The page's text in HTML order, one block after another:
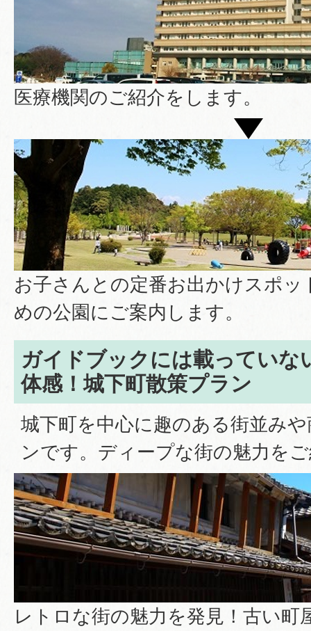
医療機関のご紹介をします。
お子さんとの定番お出かけスポッ
めの公園にご案内します。
ガイドブックには載っていな
体感！城下町散策プラン
城下町を中心に趣のある街並み
ンです。ディープな街の魅力を
レトロな街の魅力を発見！古い町